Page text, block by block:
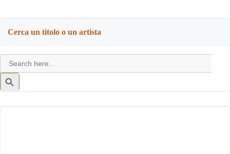
Cerca un titolo o un artista
Search
for:
Search
Button